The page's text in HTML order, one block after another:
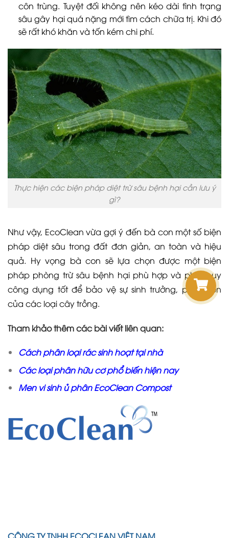
côn trùng. Tuyệt đối không nên kéo dài tình trạng
sâu gây hại quá nặng mới tìm cách chữa trị. Khi đó
sẽ rất khó khăn và tốn kém chi phí.
Thực hiện các biện pháp diệt trừ sâu bệnh hại cần lưu ý
gì?
Như vậy, EcoClean vừa gợi ý đến bà con một số biện
pháp diệt sâu trong đất đơn giản, an toàn và hiệu
quả. Hy vọng bà con sẽ lựa chọn được một biện
pháp phòng trừ sâu bệnh hại phù hợp và phát huy
công dụng tốt để bảo vệ sự sinh trưởng, phát triển
của các loại cây trồng.
Tham khảo thêm các bài viết liên quan:
Cách phân loại rácsinh hoạt tại nhà
Các loạiphân hữu cơphổ biến hiện nay
Men vi sinh ủ phânEcoClean Compost